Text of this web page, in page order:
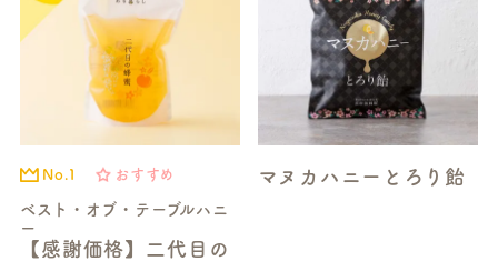
No.1 おすすめ
ベスト・オブ・テーブルハニ
ー
【感謝価格】二代目の
マヌカハニーとろり飴